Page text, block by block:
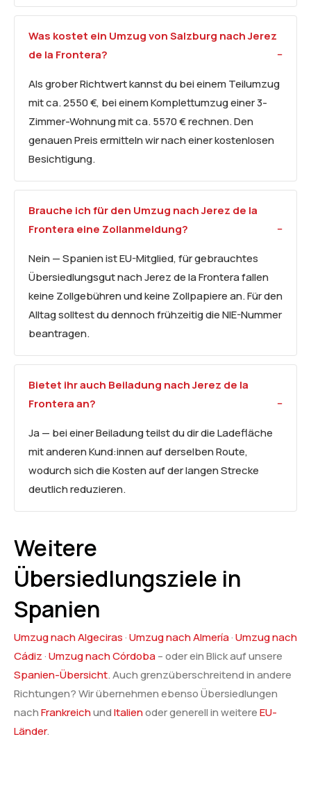
Was kostet ein Umzug von Salzburg nach Jerez
de la Frontera?
Als grober Richtwert kannst du bei einem Teilumzug
mit ca. 2550 €, bei einem Komplettumzug einer 3-
Zimmer-Wohnung mit ca. 5570 € rechnen. Den
genauen Preis ermitteln wir nach einer kostenlosen
Besichtigung.
Brauche ich für den Umzug nach Jerez de la
Frontera eine Zollanmeldung?
Nein — Spanien ist EU-Mitglied, für gebrauchtes
Übersiedlungsgut nach Jerez de la Frontera fallen
keine Zollgebühren und keine Zollpapiere an. Für den
Alltag solltest du dennoch frühzeitig die NIE-Nummer
beantragen.
Bietet ihr auch Beiladung nach Jerez de la
Frontera an?
Ja — bei einer Beiladung teilst du dir die Ladefläche
mit anderen Kund:innen auf derselben Route,
wodurch sich die Kosten auf der langen Strecke
deutlich reduzieren.
Weitere
Übersiedlungsziele in
Spanien
Umzug nach Algeciras ·Umzug nach Almería·Umzug nach
Cádiz ·Umzug nach Córdoba– oder ein Blick auf unsere
Spanien-Übersicht. Auch grenzüberschreitend in andere
Richtungen? Wir übernehmen ebenso Übersiedlungen
nachFrankreichundItalienoder generell in weitereEU-
Länder.